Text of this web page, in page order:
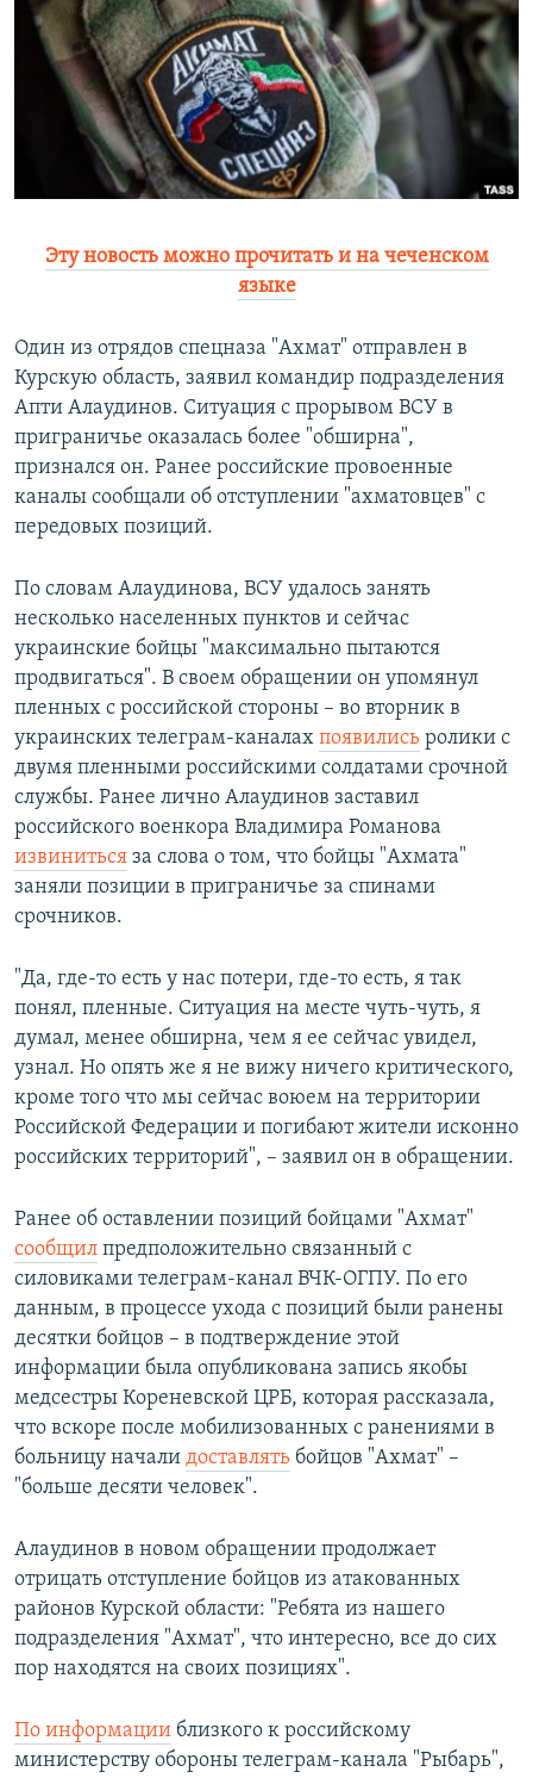
РАСПИСАНИЕ ВЕЩАНИЯ
ПОДПИШИТЕСЬ НА РАССЫЛКУ
СОЦИАЛЬНЫЕ СЕТИ
Эту новость можно прочитать и на чеченском
языке
Один из отрядов спецназа "Ахмат" отправлен в
Курскую область, заявил командир подразделения
Апти Алаудинов. Ситуация с прорывом ВСУ в
приграничье оказалась более "обширна",
признался он. Ранее российские провоенные
каналы сообщали об отступлении "ахматовцев" с
передовых позиций.
По словам Алаудинова, ВСУ удалось занять
несколько населенных пунктов и сейчас
украинские бойцы "максимально пытаются
продвигаться". В своем обращении он упомянул
пленных с российской стороны – во вторник в
украинских телеграм-каналах появились ролики с
двумя пленными российскими солдатами срочной
службы. Ранее лично Алаудинов заставил
российского военкора Владимира Романова
извиниться за слова о том, что бойцы "Ахмата"
заняли позиции в приграничье за спинами
срочников.
"Да, где-то есть у нас потери, где-то есть, я так
понял, пленные. Ситуация на месте чуть-чуть, я
думал, менее обширна, чем я ее сейчас увидел,
узнал. Но опять же я не вижу ничего критического,
кроме того что мы сейчас воюем на территории
Российской Федерации и погибают жители исконно
российских территорий", – заявил он в обращении.
Ранее об оставлении позиций бойцами "Ахмат"
сообщил предположительно связанный с
силовиками телеграм-канал ВЧК-ОГПУ. По его
данным, в процессе ухода с позиций были ранены
десятки бойцов – в подтверждение этой
информации была опубликована запись якобы
медсестры Кореневской ЦРБ, которая рассказала,
что вскоре после мобилизованных с ранениями в
больницу начали доставлять бойцов "Ахмат" –
"больше десяти человек".
Алаудинов в новом обращении продолжает
отрицать отступление бойцов из атакованных
районов Курской области: "Ребята из нашего
подразделения "Ахмат", что интересно, все до сих
пор находятся на своих позициях".
По информации близкого к российскому
министерству обороны телеграм-канала "Рыбарь",